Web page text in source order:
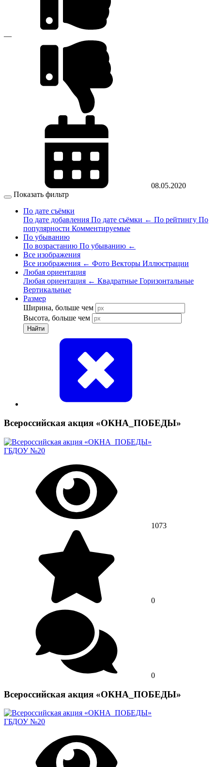
—
08.05.2020
Показать фильтр
По дате съёмки
По дате добавления По дате съёмки ← По рейтингу По
популярности Комментируемые
По убыванию
По возрастанию По убыванию ←
Все изображения
Все изображения ← Фото Векторы Иллюстрации
Любая ориентация
Любая ориентация ← Квадратные Горизонтальные
Вертикальные
Размер
Ширина, больше чем
Высота, больше чем
Найти
Всероссийская акция «ОКНА_ПОБЕДЫ»
ГБДОУ №20
1073
0
0
Всероссийская акция «ОКНА_ПОБЕДЫ»
ГБДОУ №20